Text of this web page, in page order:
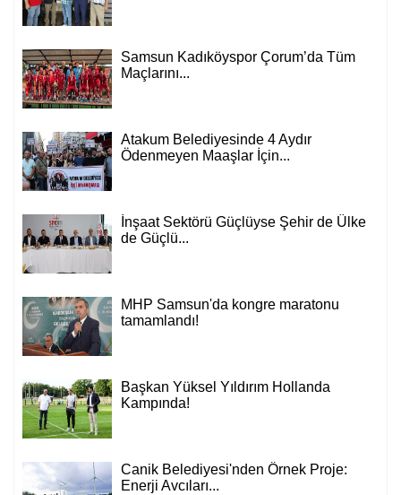
Samsun Kadıköyspor Çorum’da Tüm
Maçlarını...
Atakum Belediyesinde 4 Aydır
Ödenmeyen Maaşlar İçin...
İnşaat Sektörü Güçlüyse Şehir de Ülke
de Güçlü...
MHP Samsun'da kongre maratonu
tamamlandı!
Başkan Yüksel Yıldırım Hollanda
Kampında!
Canik Belediyesi'nden Örnek Proje:
Enerji Avcıları...